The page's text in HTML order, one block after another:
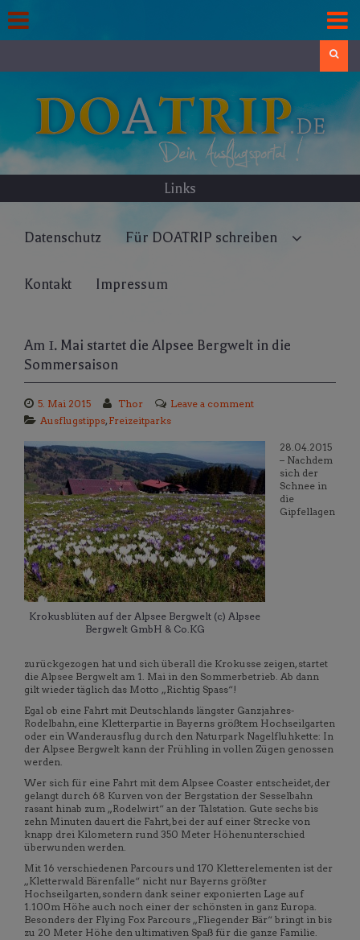
to
content
Links
Datenschutz Für DOATRIP schreiben
Kontakt Impressum
Am 1. Mai startet die Alpsee Bergwelt in die
Sommersaison
5. Mai 2015 Thor
Leave a comment
Ausflugstipps, Freizeitparks
Krokusblüten auf der Alpsee Bergwelt (c) Alpsee
Bergwelt GmbH & Co.KG
28.04.2015
– Nachdem
sich der
Schnee in
die
Gipfellagen
zurückgezogen hat und sich überall die Krokusse zeigen, startet
die Alpsee Bergwelt am 1. Mai in den Sommerbetrieb. Ab dann
gilt wieder täglich das Motto „Richtig Spass“!
Egal ob eine Fahrt mit Deutschlands längster Ganzjahres-
Rodelbahn, eine Kletterpartie in Bayerns größtem Hochseilgarten
oder ein Wanderausflug durch den Naturpark Nagelfluhkette: In
der Alpsee Bergwelt kann der Frühling in vollen Zügen genossen
werden.
Wer sich für eine Fahrt mit dem Alpsee Coaster entscheidet, der
gelangt durch 68 Kurven von der Bergstation der Sesselbahn
rasant hinab zum „Rodelwirt“ an der Talstation. Gute sechs bis
zehn Minuten dauert die Fahrt, bei der auf einer Strecke von
knapp drei Kilometern rund 350 Meter Höhenunterschied
überwunden werden.
Mit 16 verschiedenen Parcours und 170 Kletterelementen ist der
„Kletterwald Bärenfalle“ nicht nur Bayerns größter
Hochseilgarten, sondern dank seiner exponierten Lage auf
1.100m Höhe auch noch einer der schönsten in ganz Europa.
Besonders der Flying Fox Parcours „Fliegender Bär“ bringt in bis
zu 20 Meter Höhe den ultimativen Spaß für die ganze Familie.